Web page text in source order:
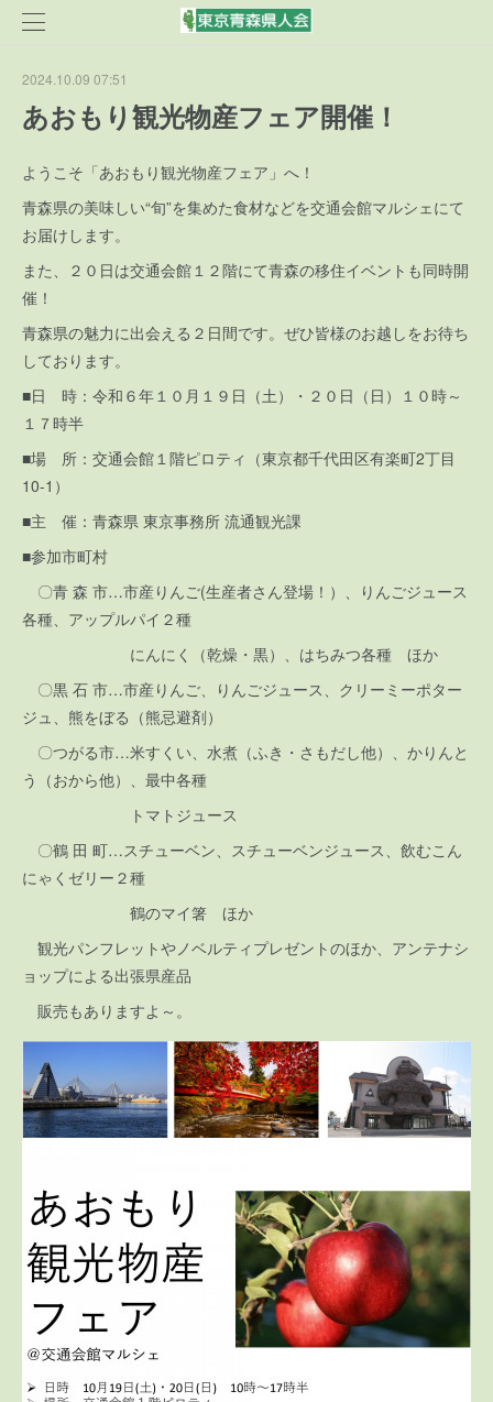
2024.10.09 07:51
あおもり観光物産フェア開催！
ようこそ「あおもり観光物産フェア」へ！
青森県の美味しい“旬”を集めた食材などを交通会館マルシェにて
お届けします。
また、２０日は交通会館１２階にて青森の移住イベントも同時開
催！
青森県の魅力に出会える２日間です。ぜひ皆様のお越しをお待ち
しております。
■日 時：令和６年１０月１９日（土）・２０日（日）１０時～
１７時半
■場 所：交通会館１階ピロティ（東京都千代田区有楽町2丁目
10-1）
■主 催：青森県 東京事務所 流通観光課
■参加市町村
〇青 森 市…市産りんご(生産者さん登場！）、りんごジュース
各種、アップルパイ２種
にんにく（乾燥・黒）、はちみつ各種 ほか
〇黒 石 市…市産りんご、りんごジュース、クリーミーポター
ジュ、熊をぼる（熊忌避剤）
〇つがる市…米すくい、水煮（ふき・さもだし他）、かりんと
う（おから他）、最中各種
トマトジュース
〇鶴 田 町…スチューベン、スチューベンジュース、飲むこん
にゃくゼリー２種
鶴のマイ箸 ほか
観光パンフレットやノベルティプレゼントのほか、アンテナシ
ョップによる出張県産品
販売もありますよ～。